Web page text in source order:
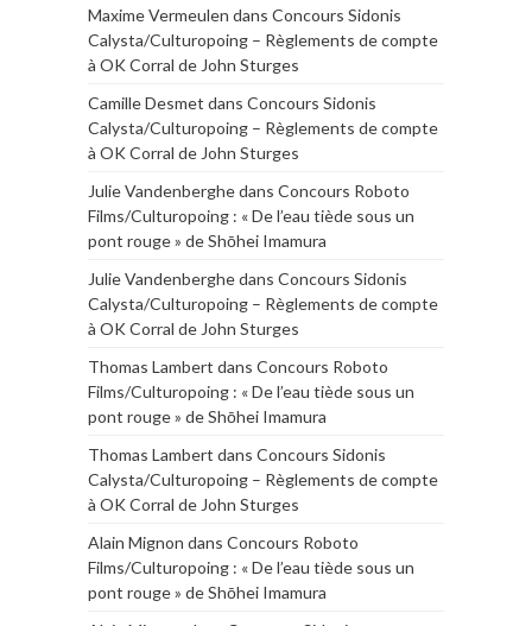
Maxime Vermeulen dans Concours Sidonis
Calysta/Culturopoing – Règlements de compte
à OK Corral de John Sturges
Camille Desmet dans Concours Sidonis
Calysta/Culturopoing – Règlements de compte
à OK Corral de John Sturges
Julie Vandenberghedans Concours Roboto
Films/Culturopoing : « De l’eau tiède sous un
pont rouge » de Shōhei Imamura
Julie Vandenberghedans Concours Sidonis
Calysta/Culturopoing – Règlements de compte
à OK Corral de John Sturges
Thomas Lambert dans Concours Roboto
Films/Culturopoing : « De l’eau tiède sous un
pont rouge » de Shōhei Imamura
Thomas Lambert dans Concours Sidonis
Calysta/Culturopoing – Règlements de compte
à OK Corral de John Sturges
Alain Mignon dans Concours Roboto
Films/Culturopoing : « De l’eau tiède sous un
pont rouge » de Shōhei Imamura